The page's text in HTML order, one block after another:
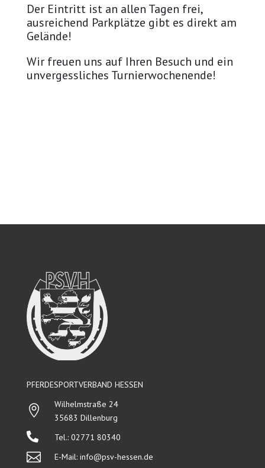
Der Eintritt ist an allen Tagen frei,
ausreichend Parkplätze gibt es direkt am
Gelände!
Wir freuen uns auf Ihren Besuch und ein
unvergessliches Turnierwochenende!
PFERDESPORTVERBAND HESSEN

Wilhelmstraße 24
35683 Dillenburg
 Tel.: 02771 80340
 E-Mail: info@psv-hessen.de